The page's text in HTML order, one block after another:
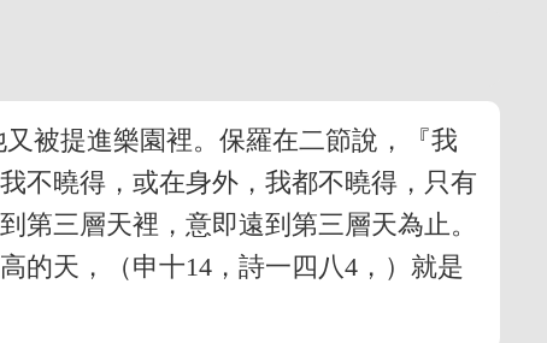
被提進樂園裡。保羅在二節說，『我
不曉得，或在身外，我都不曉得，只有
三層天裡，意即遠到第三層天為止。
的天，（申十14，詩一四八4，）就是